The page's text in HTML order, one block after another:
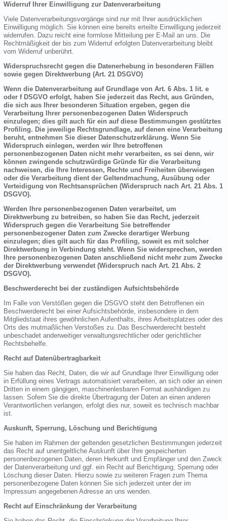
Widerruf Ihrer Einwilligung zur Datenverarbeitung
Viele Datenverarbeitungsvorgänge sind nur mit Ihrer ausdrücklichen
Einwilligung möglich. Sie können eine bereits erteilte Einwilligung jederzeit
widerrufen. Dazu reicht eine formlose Mitteilung per E-Mail an uns. Die
Rechtmäßigkeit der bis zum Widerruf erfolgten Datenverarbeitung bleibt
vom Widerruf unberührt.
Widerspruchsrecht gegen die Datenerhebung in besonderen Fällen
sowie gegen Direktwerbung (Art. 21 DSGVO)
Wenn die Datenverarbeitung auf Grundlage von Art. 6 Abs. 1 lit. e
oder f DSGVO erfolgt, haben Sie jederzeit das Recht, aus Gründen,
die sich aus Ihrer besonderen Situation ergeben, gegen die
Verarbeitung Ihrer personenbezogenen Daten Widerspruch
einzulegen; dies gilt auch für ein auf diese Bestimmungen gestütztes
Profiling. Die jeweilige Rechtsgrundlage, auf denen eine Verarbeitung
beruht, entnehmen Sie dieser Datenschutzerklärung. Wenn Sie
Widerspruch einlegen, werden wir Ihre betroffenen
personenbezogenen Daten nicht mehr verarbeiten, es sei denn, wir
können zwingende schutzwürdige Gründe für die Verarbeitung
nachweisen, die Ihre Interessen, Rechte und Freiheiten überwiegen
oder die Verarbeitung dient der Geltendmachung, Ausübung oder
Verteidigung von Rechtsansprüchen (Widerspruch nach Art. 21 Abs. 1
DSGVO).
Werden Ihre personenbezogenen Daten verarbeitet, um
Direktwerbung zu betreiben, so haben Sie das Recht, jederzeit
Widerspruch gegen die Verarbeitung Sie betreffender
personenbezogener Daten zum Zwecke derartiger Werbung
einzulegen; dies gilt auch für das Profiling, soweit es mit solcher
Direktwerbung in Verbindung steht. Wenn Sie widersprechen, werden
Ihre personenbezogenen Daten anschließend nicht mehr zum Zwecke
der Direktwerbung verwendet (Widerspruch nach Art. 21 Abs. 2
DSGVO).
Beschwerderecht bei der zuständigen Aufsichtsbehörde
Im Falle von Verstößen gegen die DSGVO steht den Betroffenen ein
Beschwerderecht bei einer Aufsichtsbehörde, insbesondere in dem
Mitgliedstaat ihres gewöhnlichen Aufenthalts, ihres Arbeitsplatzes oder des
Orts des mutmaßlichen Verstoßes zu. Das Beschwerderecht besteht
unbeschadet anderweitiger verwaltungsrechtlicher oder gerichtlicher
Rechtsbehelfe.
Recht auf Datenübertragbarkeit
Sie haben das Recht, Daten, die wir auf Grundlage Ihrer Einwilligung oder
in Erfüllung eines Vertrags automatisiert verarbeiten, an sich oder an einen
Dritten in einem gängigen, maschinenlesbaren Format aushändigen zu
lassen. Sofern Sie die direkte Übertragung der Daten an einen anderen
Verantwortlichen verlangen, erfolgt dies nur, soweit es technisch machbar
ist.
Auskunft, Sperrung, Löschung und Berichtigung
Sie haben im Rahmen der geltenden gesetzlichen Bestimmungen jederzeit
das Recht auf unentgeltliche Auskunft über Ihre gespeicherten
personenbezogenen Daten, deren Herkunft und Empfänger und den Zweck
der Datenverarbeitung und ggf. ein Recht auf Berichtigung, Sperrung oder
Löschung dieser Daten. Hierzu sowie zu weiteren Fragen zum Thema
personenbezogene Daten können Sie sich jederzeit unter der im
Impressum angegebenen Adresse an uns wenden.
Recht auf Einschränkung der Verarbeitung